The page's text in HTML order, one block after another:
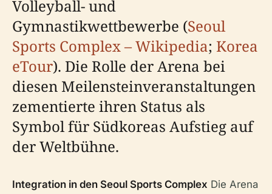
Volleyball- und
Gymnastikwettbewerbe (Seoul
Sports Complex – Wikipedia; Korea
eTour). Die Rolle der Arena bei
diesen Meilensteinveranstaltungen
zementierte ihren Status als
Symbol für Südkoreas Aufstieg auf
der Weltbühne.
Integration in den Seoul Sports Complex Die Arena